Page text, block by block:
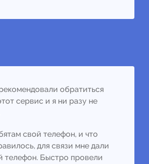
обратиться
сервис и я ни разу не
свой телефон, и что
для связи мне дали
телефон. Быстро провели